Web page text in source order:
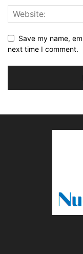
Save my name,
next time I comment.